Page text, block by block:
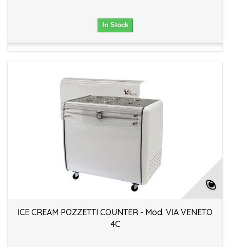
In Stock
ICE CREAM POZZETTI COUNTER - Mod. VIA VENETO
4C